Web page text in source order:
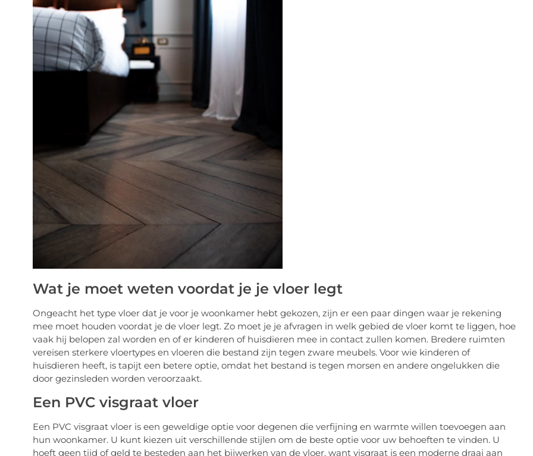
Wat je moet weten voordat je je vloer legt
Ongeacht het type vloer dat je voor je woonkamer hebt gekozen, zijn er een paar dingen waar je rekening
mee moet houden voordat je de vloer legt. Zo moet je je afvragen in welk gebied de vloer komt te liggen, hoe
vaak hij belopen zal worden en of er kinderen of huisdieren mee in contact zullen komen. Bredere ruimten
vereisen sterkere vloertypes en vloeren die bestand zijn tegen zware meubels. Voor wie kinderen of
huisdieren heeft, is tapijt een betere optie, omdat het bestand is tegen morsen en andere ongelukken die
door gezinsleden worden veroorzaakt.
Een PVC visgraat vloer
Een PVC visgraat vloer is een geweldige optie voor degenen die verfijning en warmte willen toevoegen aan
hun woonkamer. U kunt kiezen uit verschillende stijlen om de beste optie voor uw behoeften te vinden. U
hoeft geen tijd of geld te besteden aan het bijwerken van de vloer, want visgraat is een moderne draai aan